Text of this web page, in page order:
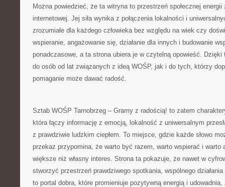
Można powiedzieć, że ta witryna to przestrzeń społecznej
internetowej. Jej siła wynika z połączenia lokalności i
zrozumiałe dla każdego człowieka bez względu na wiek czy
wspieranie, angażowanie się, działanie dla innych i budowanie
ponadczasowe, a ta strona ubiera je w czytelną opowieść. Dzięki
do osób od lat związanych z ideą WOŚP, jak i do tych, którzy
pomaganie może dawać radość.
Sztab WOŚP Tarnobrzeg – Gramy z radością! to zatem
która łączy informację z emocją, lokalność z uniwersalnym
z prawdziwie ludzkim ciepłem. To miejsce, gdzie każde słowo
przekaz przypomina, że warto być razem, warto wspierać i warto
większe niż własny interes. Strona ta pokazuje, że nawet w
stworzyć przestrzeń prawdziwego spotkania, wspólnego
to portal dobra, które promieniuje pozytywną energią i